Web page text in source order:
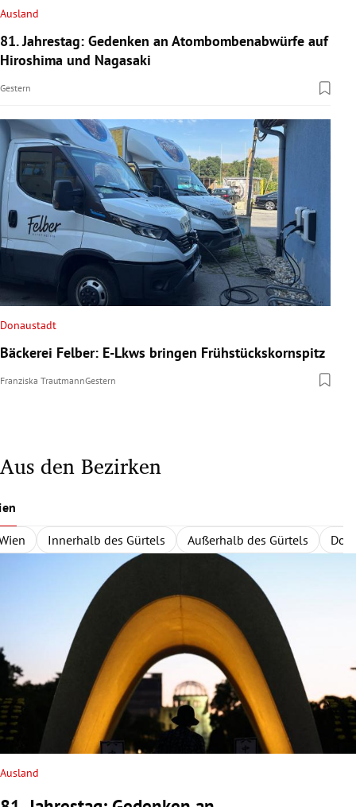
Ausland
81. Jahrestag: Gedenken an Atombombenabwürfe auf
Hiroshima und Nagasaki
Gestern
Donaustadt
Bäckerei Felber: E-Lkws bringen Frühstückskornspitz
Franziska TrautmannGestern
Aus den Bezirken
Innerhalb des Gürtels Außerhalb des Gürtels
Ausland